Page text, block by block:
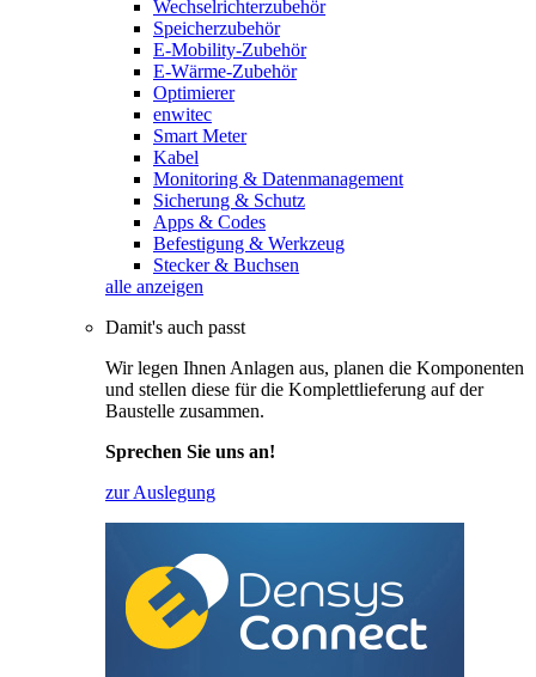
Wechselrichterzubehör
Speicherzubehör
E-Mobility-Zubehör
E-Wärme-Zubehör
Optimierer
enwitec
Smart Meter
Kabel
Monitoring & Datenmanagement
Sicherung & Schutz
Apps & Codes
Befestigung & Werkzeug
Stecker & Buchsen
alle anzeigen
Damit's auch passt
Wir legen Ihnen Anlagen aus, planen die Komponenten
und stellen diese für die Komplettlieferung auf der
Baustelle zusammen.
Sprechen Sie uns an!
zur Auslegung